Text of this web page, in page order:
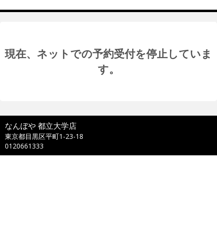
現在、ネットでの予約受付を停止していま
す。
なんぼや 都立大学店
東京都目黒区平町1-23-18
0120661333